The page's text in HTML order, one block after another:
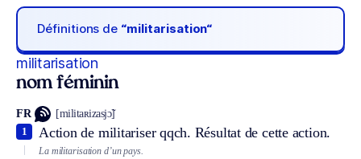
Définitions de “militarisation“
militarisation
nom féminin
FR [militaʀizasjɔ̃]
Action de militariser qqch. Résultat de cette action.
1
La militarisation d’un pays.